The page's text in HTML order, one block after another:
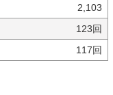
2,103
123回
117回